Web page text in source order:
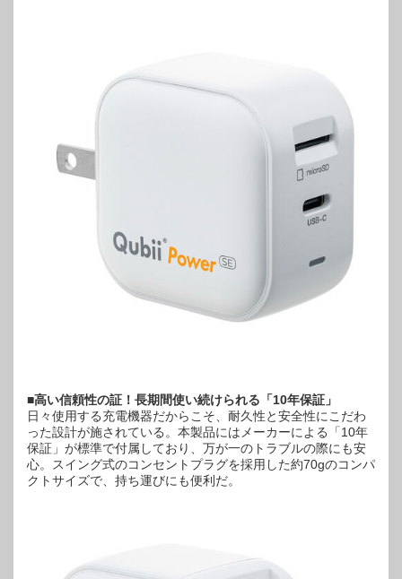
■高い信頼性の証！長期間使い続けられる「10年保証」
日々使用する充電機器だからこそ、耐久性と安全性にこだわ
った設計が施されている。本製品にはメーカーによる「10年
保証」が標準で付属しており、万が一のトラブルの際にも安
心。スイング式のコンセントプラグを採用した約70gのコンパ
クトサイズで、持ち運びにも便利だ。